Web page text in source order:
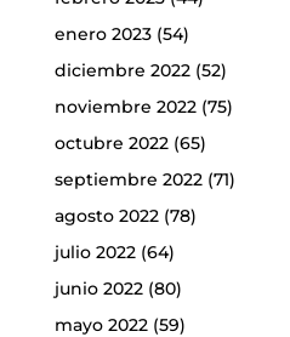
enero 2023(54)
diciembre 2022(52)
noviembre 2022(75)
octubre 2022(65)
septiembre 2022(71)
agosto 2022(78)
julio 2022(64)
junio 2022(80)
mayo 2022(59)